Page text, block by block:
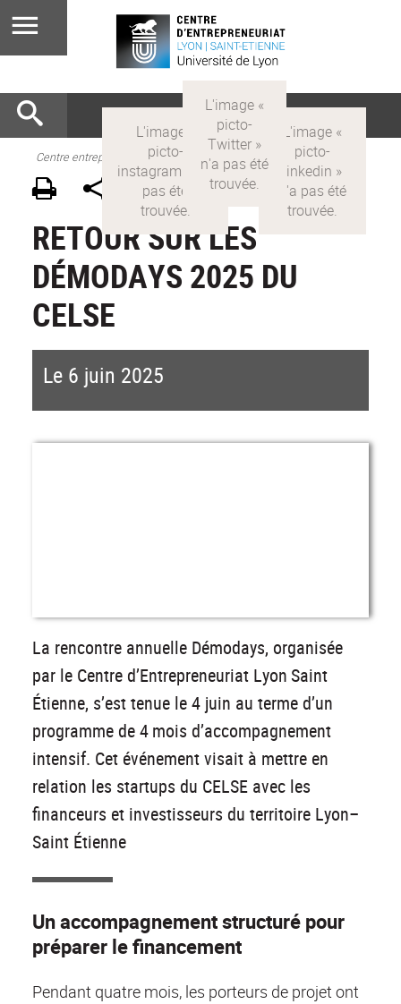
Centre entrepreneuriat
RETOUR SUR LES
DÉMODAYS 2025 DU
CELSE
Le 6 juin 2025
La rencontre annuelle Démodays, organisée
par le Centre d’Entrepreneuriat Lyon Saint
Étienne, s’est tenue le 4 juin au terme d’un
programme de 4 mois d’accompagnement
intensif. Cet événement visait à mettre en
relation les startups du CELSE avec les
financeurs et investisseurs du territoire Lyon–
Saint Étienne
Un accompagnement structuré pour
préparer le financement
Pendant quatre mois, les porteurs de projet ont